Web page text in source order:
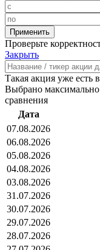
Проверьте
Закрыть
Такая акция уже есть
Выбрано
сравнения
Дата
07.08.2026
06.08.2026
05.08.2026
04.08.2026
03.08.2026
31.07.2026
30.07.2026
29.07.2026
28.07.2026